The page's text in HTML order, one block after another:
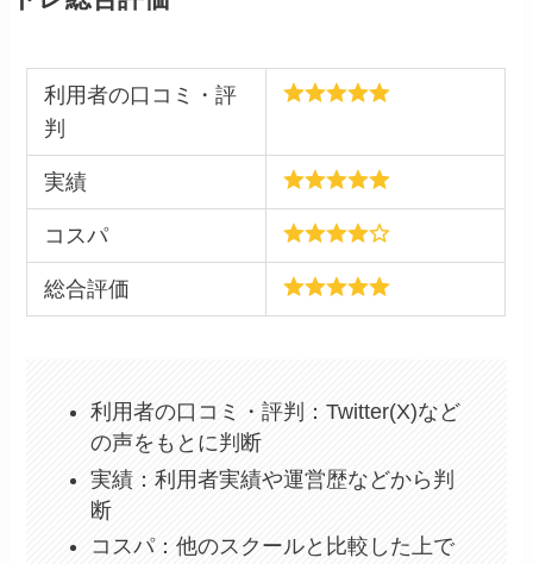
利用者の口コミ・評
判
実績
コスパ
総合評価
利用者の口コミ・評判：Twitter(X)など
の声をもとに判断
実績：利用者実績や運営歴などから判
断
コスパ：他のスクールと比較した上で